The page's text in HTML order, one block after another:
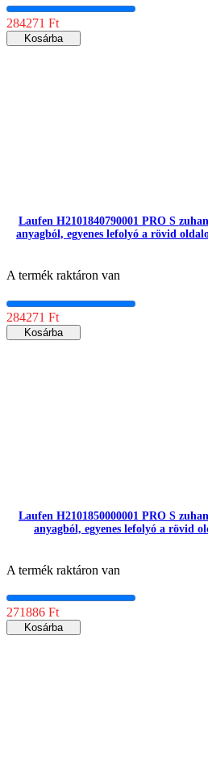
284271 Ft
Kosárba
Laufen H2101840790001 PRO S
anyagból, egyenes lefolyó a rövid
A termék raktáron van
284271 Ft
Kosárba
Laufen H2101850000001 PRO S
anyagból, egyenes lefolyó a rövid
A termék raktáron van
271886 Ft
Kosárba